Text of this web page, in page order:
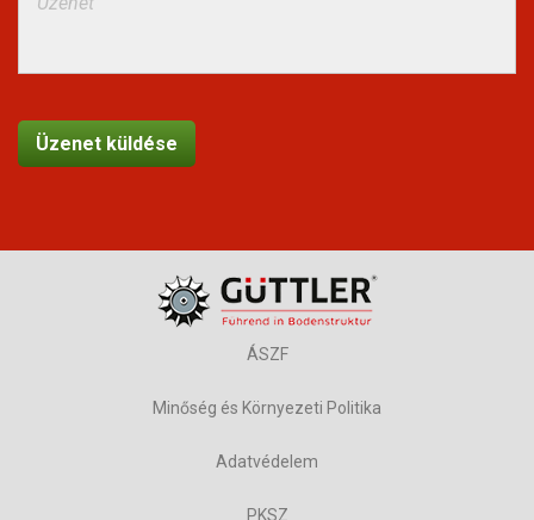
ÁSZF
Minőség és Környezeti Politika
Adatvédelem
PKSZ